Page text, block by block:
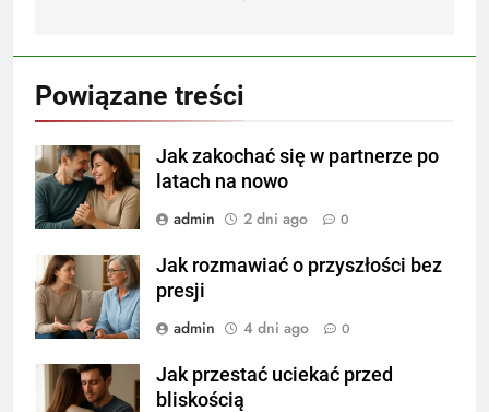
Powiązane treści
Jak zakochać się w partnerze po
latach na nowo
admin
2 dni ago 0
Jak rozmawiać o przyszłości bez
presji
admin
4 dni ago 0
Jak przestać uciekać przed
bliskością